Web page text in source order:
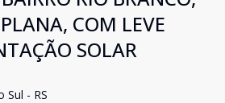
COM LEVE
SOLAR
Sul - RS